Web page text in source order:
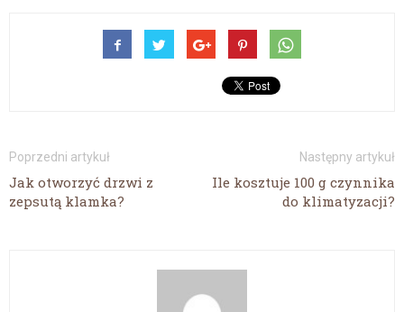
Poprzedni artykuł
Jak otworzyć drzwi z
zepsutą klamka?
Następny artykuł
Ile kosztuje 100 g czynnika
do klimatyzacji?